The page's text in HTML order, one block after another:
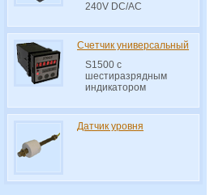
240V DC/AC
Счетчик универсальный
S1500 с
шестиразрядным
индикатором
Датчик уровня